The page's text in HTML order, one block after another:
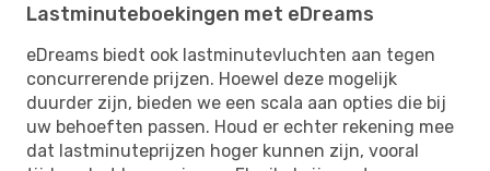
Lastminuteboekingen met eDreams
eDreams biedt ook lastminutevluchten aan tegen
concurrerende prijzen. Hoewel deze mogelijk
duurder zijn, bieden we een scala aan opties die bij
uw behoeften passen. Houd er echter rekening mee
dat lastminuteprijzen hoger kunnen zijn, vooral